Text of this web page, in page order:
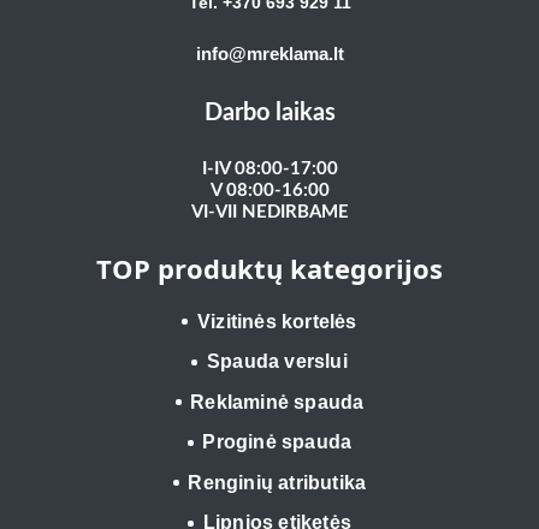
info@mreklama.lt
Darbo laikas
I-IV 08:00-17:00
V 08:00-16:00
VI-VII NEDIRBAME
TOP produktų kategorijos
Vizitinės kortelės
Spauda verslui
Reklaminė spauda
Proginė spauda
Renginių atributika
Lipnios etiketės